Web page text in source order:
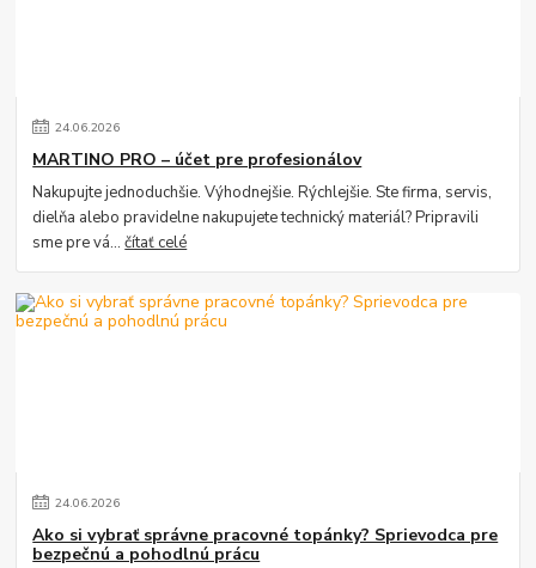
24.06.2026
MARTINO PRO – účet pre profesionálov
Nakupujte jednoduchšie. Výhodnejšie. Rýchlejšie. Ste firma, servis,
dielňa alebo pravidelne nakupujete technický materiál? Pripravili
sme pre vá...čítať celé
24.06.2026
Ako si vybrať správne pracovné topánky? Sprievodca pre
bezpečnú a pohodlnú prácu